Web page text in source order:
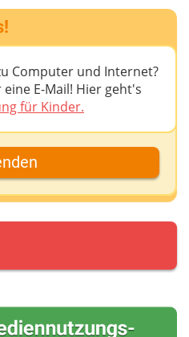
Computer und Internet?
E-Mail! Hier geht's
für Kinder.
du eine Antwort